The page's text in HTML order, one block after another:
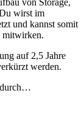
von Storage,
wirst im
und kannst somit
mitwirken.
auf 2,5 Jahre
wer­den.
durch…